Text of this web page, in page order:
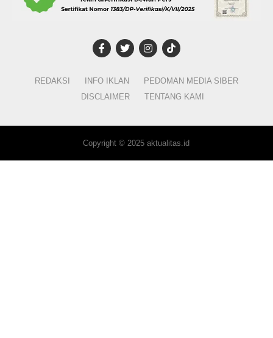
REDAKSI INFO IKLAN
PEDOMAN MEDIA SIBER
DISCLAIMER
TENTANG KAMI
Copyright © 2025 aktualitas.id